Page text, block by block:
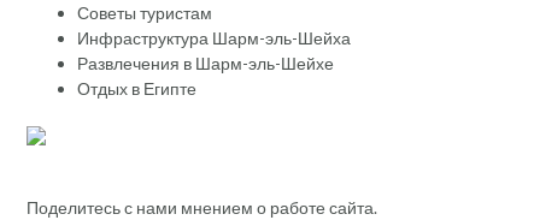
Советы туристам
Инфраструктура Шарм-эль-Шейха
Развлечения в Шарм-эль-Шейхе
Отдых в Египте
Поделитесь с нами мнением о работе сайта.